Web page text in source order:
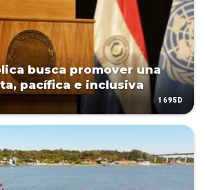
busca promover una
pacífica e inclusiva
1695D